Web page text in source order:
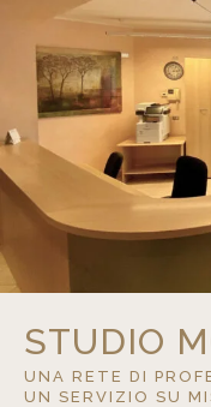
STUDIO
UNA RETE DI
UN SERVIZIO SU